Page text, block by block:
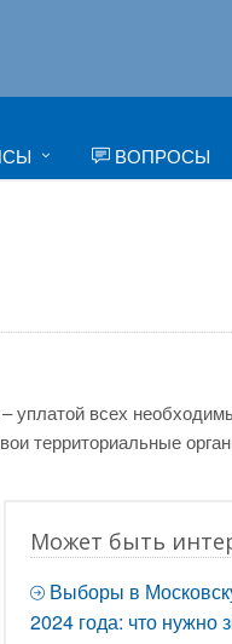
ВОПРОСЫ
уплатой всех
территориальные
Может быть
Выборы в
2024 года: что нужно